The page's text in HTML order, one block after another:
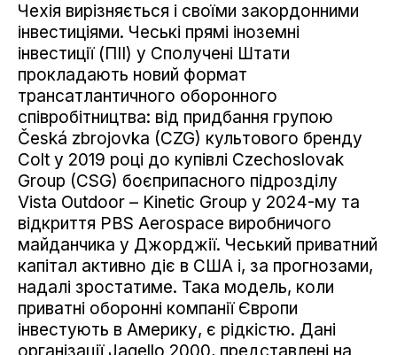
Чехія вирізняється і своїми закордонними
інвестиціями. Чеські прямі іноземні
інвестиції (ПІІ) у Сполучені Штати
прокладають новий формат
трансатлантичного оборонного
співробітництва: від придбання групою
Česká zbrojovka (CZG) культового бренду
Colt у 2019 році до купівлі Czechoslovak
Group (CSG) боєприпасного підрозділу
Vista Outdoor – Kinetic Group у 2024-му та
відкриття PBS Aerospace виробничого
майданчика у Джорджії. Чеський приватний
капітал активно діє в США і, за прогнозами,
надалі зростатиме. Така модель, коли
приватні оборонні компанії Європи
інвестують в Америку, є рідкістю. Дані